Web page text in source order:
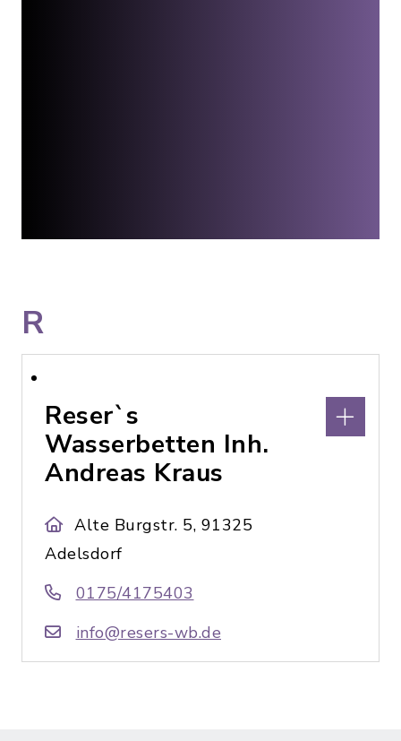
R
Reser`s
Wasserbetten Inh.
Andreas Kraus
Alte Burgstr. 5, 91325
Adelsdorf
0175/4175403
info@resers-wb.de